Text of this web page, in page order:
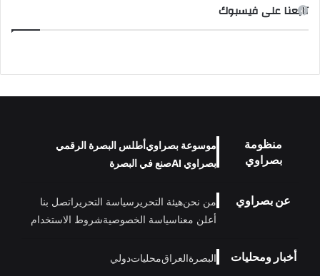
تابعنا على فيسبوك
منظومة
بصراوي
موسوعة بصراويأطلس البصرة الرقمي
بصراوي AI
صنع في البصرة
عن بصراوي من نحنهيئة التحرير سياسة التحرير اتصل بنا
أعلن معناسياسة الخصوصيةشروط الاستخدام
أخبار ومحليات البصرةالعراقمحلياتدولي